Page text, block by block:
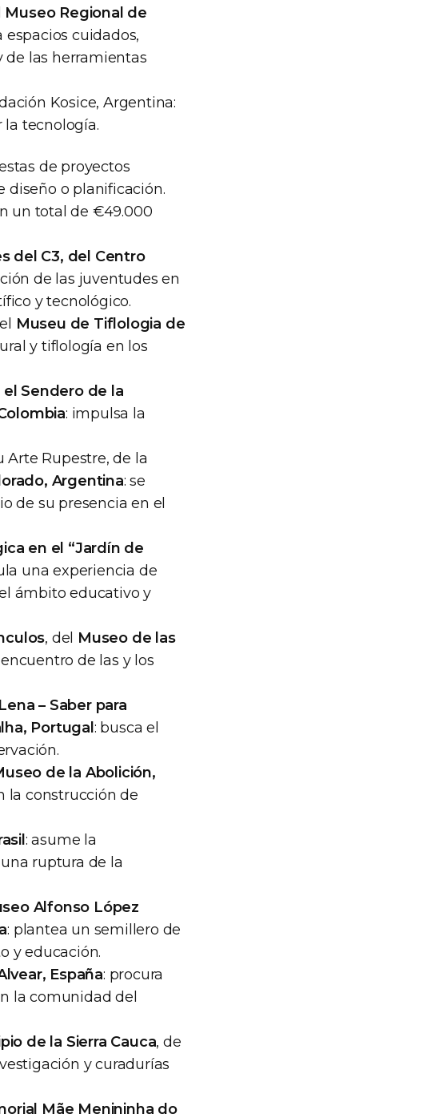
Museo Regional de
espacios cuidados,
de las herramientas
Kosice, Argentina:
la tecnología.
de proyectos
diseño o planificación.
un total de €49.000
del C3, del Centro
de las juventudes en
y tecnológico.
Museu de Tiflologia de
y tiflología en los
Sendero de la
: impulsa la
Arte Rupestre, de la
Argentina: se
de su presencia en el
en el “Jardín de
una experiencia de
ámbito educativo y
, del Museo de las
de las y los
– Saber para
Portugal : busca el
de la Abolición,
la construcción de
: asume la
ruptura de la
Alfonso López
: plantea un semillero de
y educación.
España: procura
la comunidad del
de la Sierra Cauca, de
y curadurías
Mãe Menininha do